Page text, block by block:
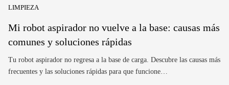
LIMPIEZA
Mi robot aspirador no vuelve a la base: causas más
comunes y soluciones rápidas
Tu robot aspirador no regresa a la base de carga. Descubre las causas más
frecuentes y las soluciones rápidas para que funcione…